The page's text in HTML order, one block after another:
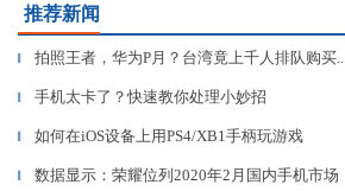
推荐新闻
▎ 拍照王者，华为P月？台湾竟上千人排队购买..
▎ 手机太卡了？快速教你处理小妙招
▎ 如何在iOS设备上用PS4/XB1手柄玩游戏
▎ 数据显示：荣耀位列2020年2月国内手机市场